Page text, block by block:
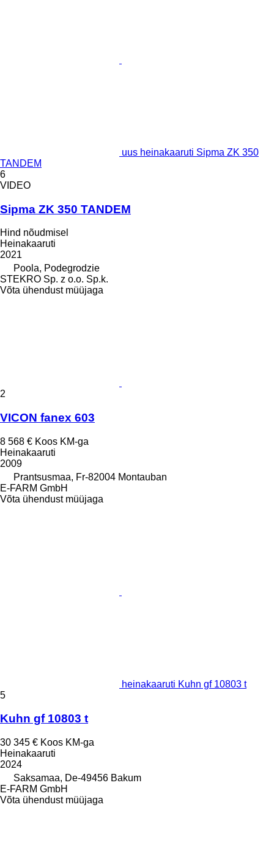
uus heinakaaruti Sipma ZK 350
TANDEM
6
VIDEO
Sipma ZK 350 TANDEM
Hind nõudmisel
Heinakaaruti
2021
Poola, Podegrodzie
STEKRO Sp. z o.o. Sp.k.
Võta ühendust müüjaga
2
VICON fanex 603
8 568 € Koos KM-ga
Heinakaaruti
2009
Prantsusmaa, Fr-82004 Montauban
E-FARM GmbH
Võta ühendust müüjaga
heinakaaruti Kuhn gf 10803 t
5
Kuhn gf 10803 t
30 345 € Koos KM-ga
Heinakaaruti
2024
Saksamaa, De-49456 Bakum
E-FARM GmbH
Võta ühendust müüjaga